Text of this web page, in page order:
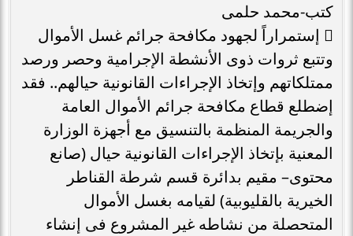
كتب-محمد حلمى
 إستمراراً لجهود مكافحة جرائم غسل الأموال
وتتبع ثروات ذوى الأنشطة الإجرامية وحصر ورصد
ممتلكاتهم وإتخاذ الإجراءات القانونية حيالهم.. فقد
إضطلع قطاع مكافحة جرائم الأموال العامة
والجريمة المنظمة بالتنسيق مع أجهزة الوزارة
المعنية بإتخاذ الإجراءات القانونية حيال (صانع
محتوى– مقيم بدائرة قسم شرطة القناطر
الخيرية بالقليوبية) لقيامه بغسل الأموال
المتحصلة من نشاطه غير المشروع فى إنشاء